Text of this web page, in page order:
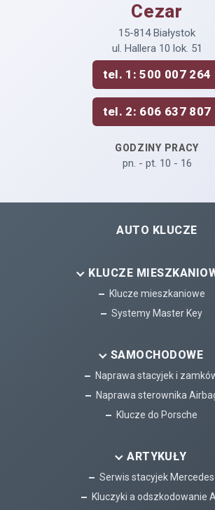
Cezar
15-814 Białystok
ul. Hallera 10 lok. 51
tel. 1: 500 007 264
tel. 2: 606 637 807
GODZINY PRACY
pn. - pt. 10 - 16
AUTO KLUCZE
KLUCZE
Klucze mieszkaniowe
Systemy Master Key
SAMOCHODOWE
Naprawa stacyjek i
Naprawa sterownika
Klucze do Porsche
ARTYKUŁY
Serwis stacyjek Mercedes
Kluczyki a odszkodowanie